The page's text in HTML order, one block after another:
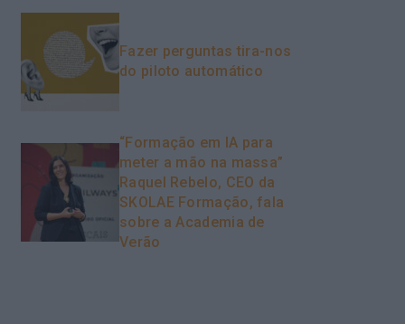
Fazer perguntas tira-nos
do piloto automático
“Formação em IA para
meter a mão na massa”
Raquel Rebelo, CEO da
SKOLAE Formação, fala
sobre a Academia de
Verão